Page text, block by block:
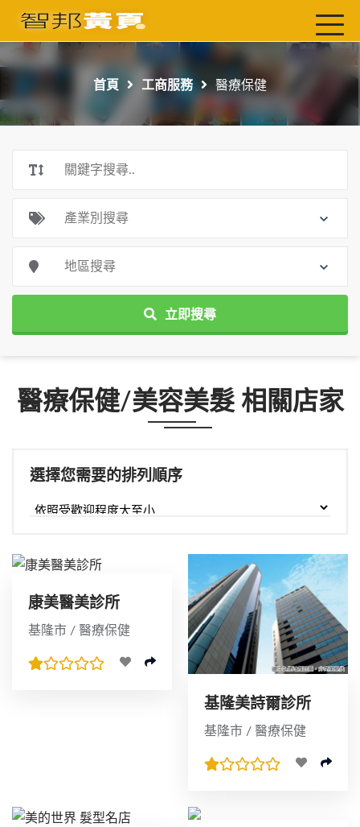
首頁
最新店家
吃喝玩樂
玩樂導航主題行程
聯絡我們
首頁 工商服務 醫療保健
立即搜尋
醫療保健/美容美髮 相關店家
選擇您需要的排列順序
康美醫美診所
基隆市 / 醫療保健
基隆美詩爾診所
基隆市 / 醫療保健